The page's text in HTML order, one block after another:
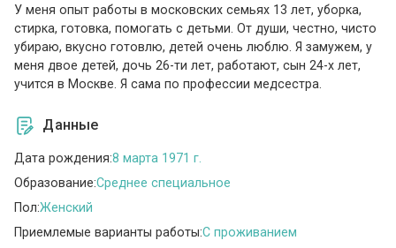
У меня опыт работы в московских семьях 13 лет, уборка,
стирка, готовка, помогать с детьми. От души, честно, чисто
убираю, вкусно готовлю, детей очень люблю. Я замужем, у
меня двое детей, дочь 26-ти лет, работают, сын 24-х лет,
учится в Москве. Я сама по профессии медсестра.
Данные
Дата рождения:8 марта 1971 г.
Образование:Среднее специальное
Пол:Женский
Приемлемые варианты работы:C проживанием